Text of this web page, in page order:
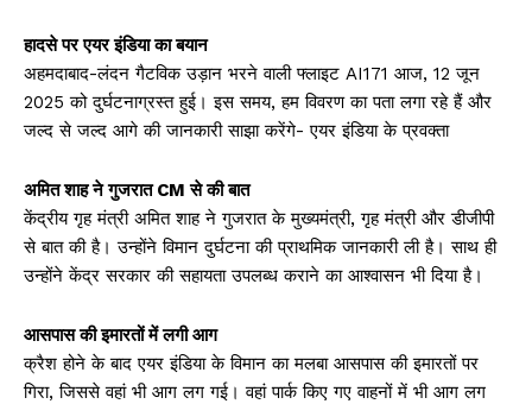
हादसे पर एयर इंडिया का बयान
अहमदाबाद-लंदन गैटविक उड़ान भरने वाली फ्लाइट AI171 आज, 12 जून
2025 को दुर्घटनाग्रस्त हुई। इस समय, हम विवरण का पता लगा रहे हैं और
जल्द से जल्द आगे की जानकारी साझा करेंगे- एयर इंडिया के प्रवक्ता
अमित शाह ने गुजरात CM से की बात
केंद्रीय गृह मंत्री अमित शाह ने गुजरात के मुख्यमंत्री, गृह मंत्री और डीजीपी
से बात की है। उन्होंने विमान दुर्घटना की प्राथमिक जानकारी ली है। साथ ही
उन्होंने केंद्र सरकार की सहायता उपलब्ध कराने का आश्वासन भी दिया है।
आसपास की इमारतों में लगी आग
क्रैश होने के बाद एयर इंडिया के विमान का मलबा आसपास की इमारतों पर
गिरा, जिससे वहां भी आग लग गई। वहां पार्क किए गए वाहनों में भी आग लग